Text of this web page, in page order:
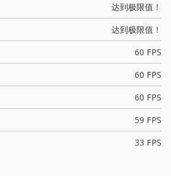
达到极限值！
达到极限值！
60 FPS
60 FPS
60 FPS
59 FPS
33 FPS